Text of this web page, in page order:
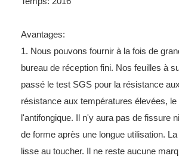
Avantages:
1. Nous pouvons fournir à la fois de
bureau de réception fini. Nos feuilles à
passé le test SGS pour la résistance
résistance aux températures élevées, le
l'antifongique. Il n'y aura pas de fissure
de forme après une longue utilisation.
lisse au toucher. Il ne reste aucune